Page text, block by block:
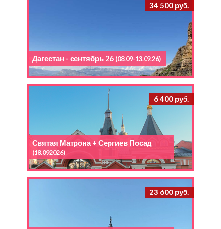
34 500 руб.
Дагестан - сентябрь 26 (08.09-13.09.26)
6 400 руб.
Святая Матрона + Сергиев Посад
(18.092026)
23 600 руб.